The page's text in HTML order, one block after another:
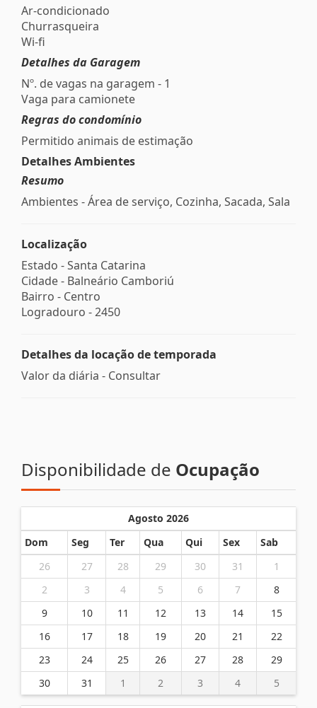
Ar-condicionado
Churrasqueira
Wi-fi
Detalhes da Garagem
Nº. de vagas na garagem - 1
Vaga para camionete
Regras do condomínio
Permitido animais de estimação
Detalhes Ambientes
Resumo
Ambientes - Área de serviço, Cozinha, Sacada, Sala
Localização
Estado -Santa Catarina
Cidade - Balneário Camboriú
Bairro - Centro
Logradouro -2450
Detalhes da locação de temporada
Valor da diária - Consultar
Disponibilidade de Ocupação
Agosto 2026
Dom
Seg Ter Qua Qui Sex
Sab
26
27 28 29 30 31
1
2
3 4 5 6 7
8
9
10 11 12 13 14
15
16
17 18 19 20 21
22
23
24 25 26 27 28
29
30
31 1 2 3 4 5